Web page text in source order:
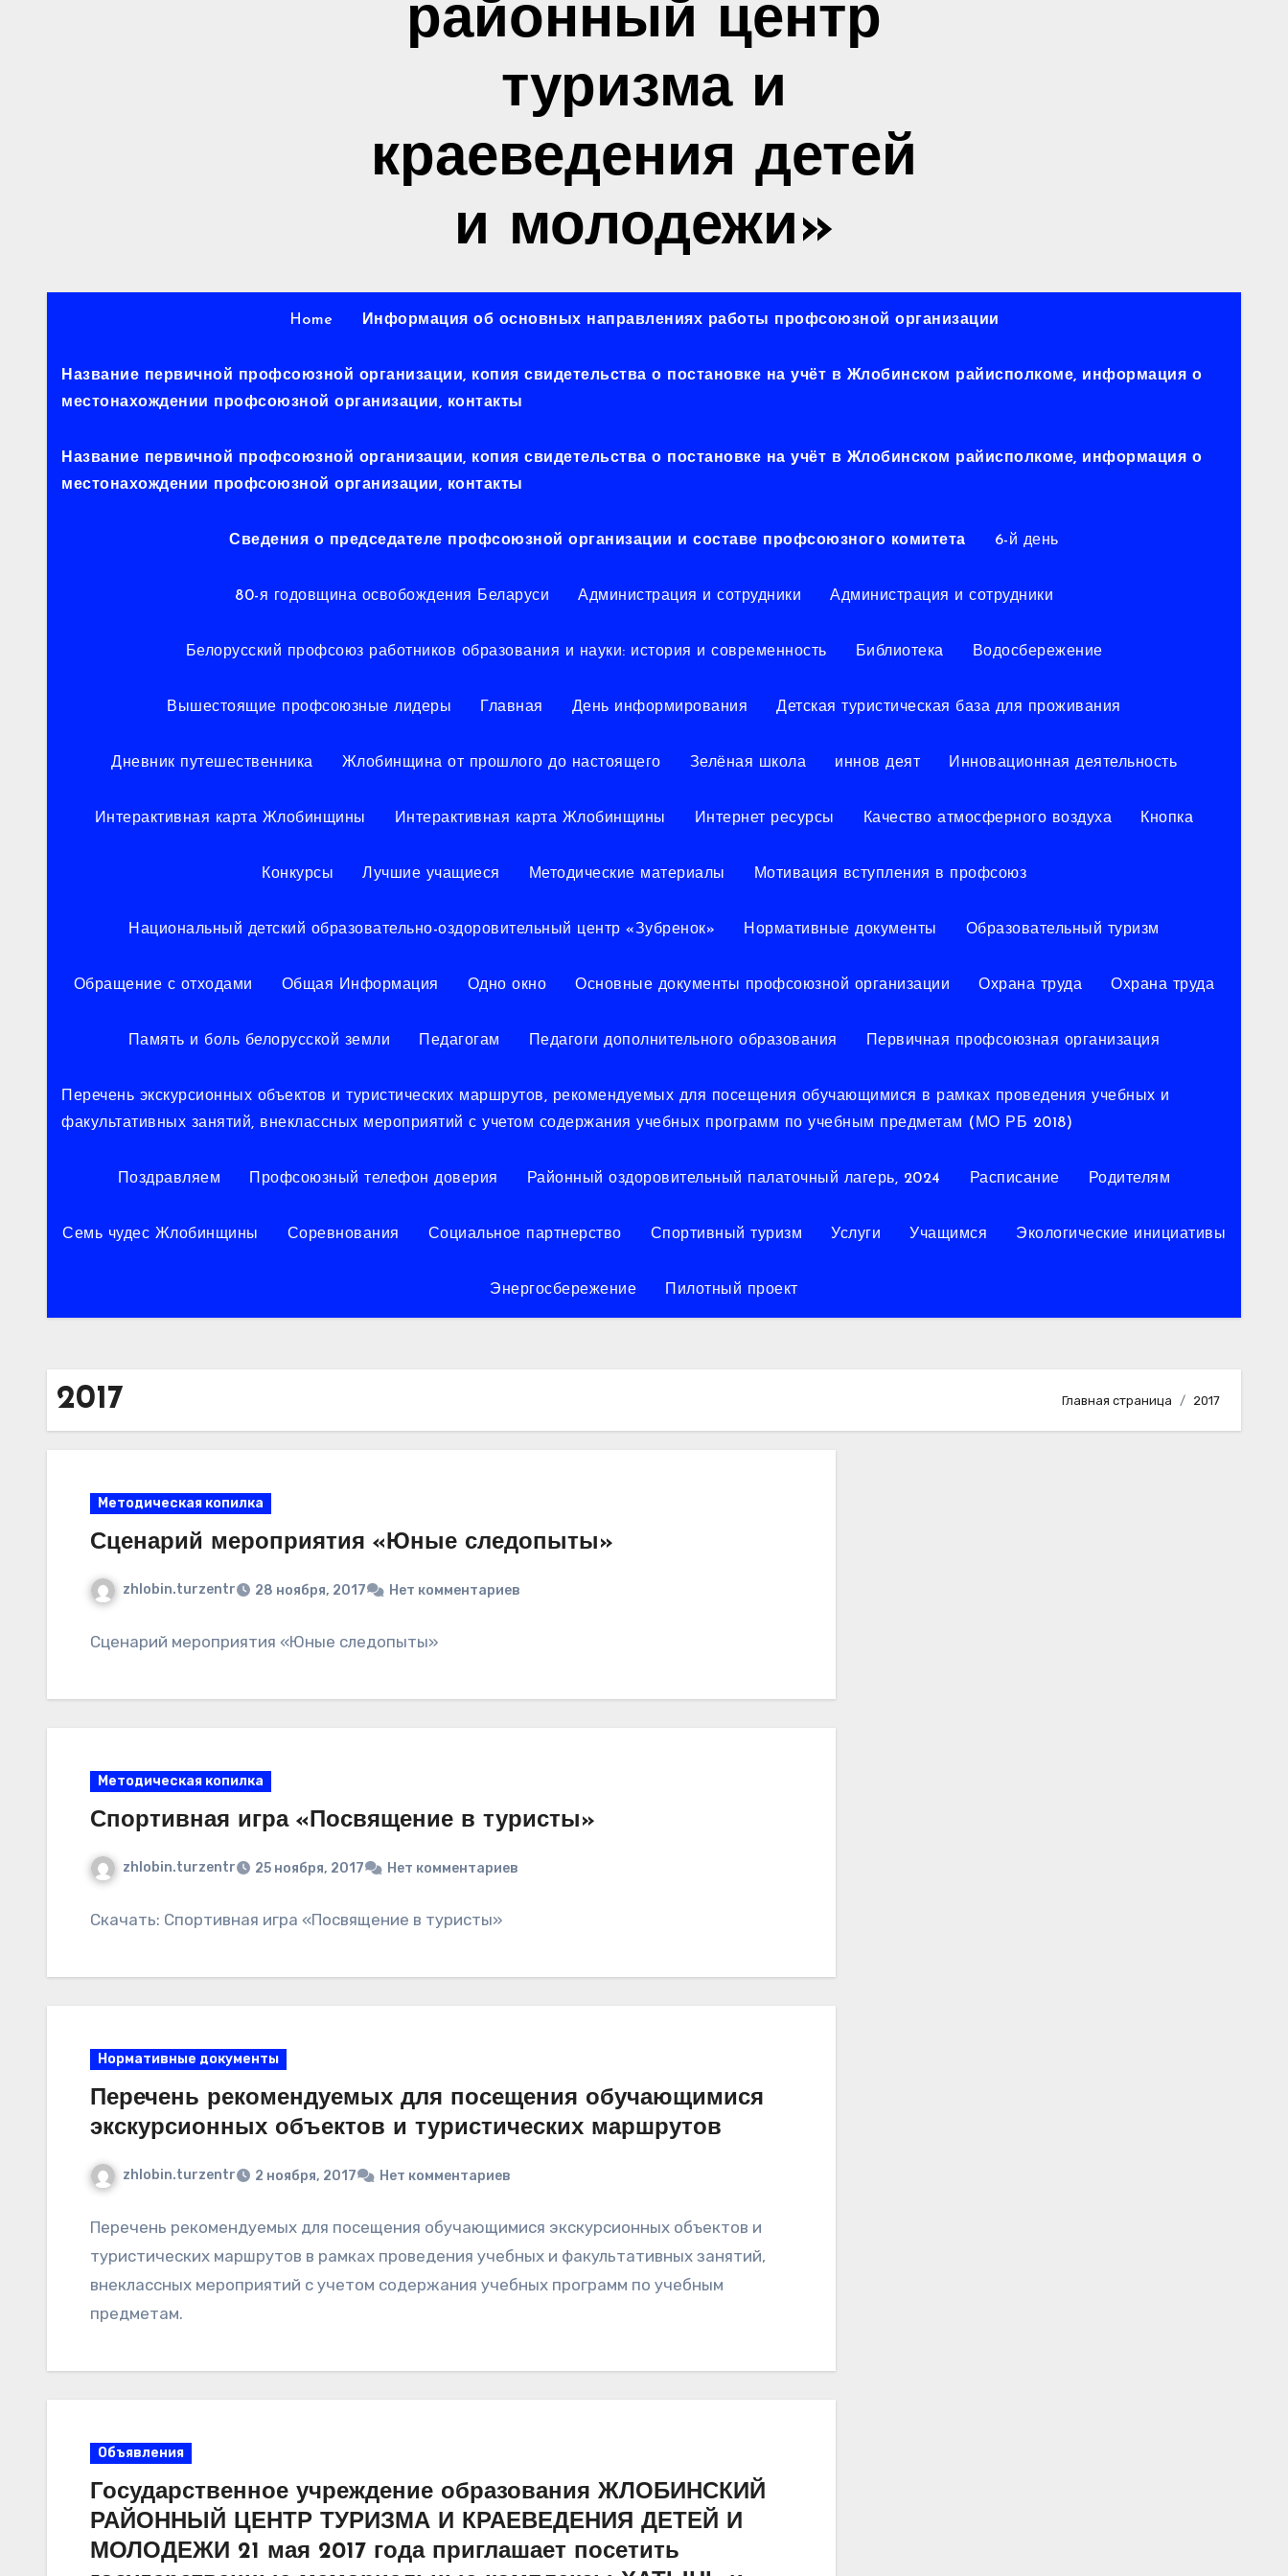
районный центр
туризма и
краеведения детей
и молодежи»
Home Информация об основных направлениях работы профсоюзной организации
Название первичной профсоюзной организации, копия свидетельства о постановке на учёт в Жлобинском райисполкоме, информация о
местонахождении профсоюзной организации, контакты
Название первичной профсоюзной организации, копия свидетельства о постановке на учёт в Жлобинском райисполкоме, информация о
местонахождении профсоюзной организации, контакты
Сведения о председателе профсоюзной организации и составе профсоюзного комитета 6-й день
80-я годовщина освобождения Беларуси Администрация и сотрудники Администрация и сотрудники
Белорусский профсоюз работников образования и науки: история и современность Библиотека Водосбережение
Вышестоящие профсоюзные лидеры Главная День информирования Детская туристическая база для проживания
Дневник путешественника Жлобинщина от прошлого до настоящего Зелёная школа иннов деят Инновационная деятельность
Интерактивная карта Жлобинщины Интерактивная карта Жлобинщины Интернет ресурсы Качество атмосферного воздуха Кнопка
Конкурсы Лучшие учащиеся Методические материалы Мотивация вступления в профсоюз
Национальный детский образовательно-оздоровительный центр «Зубренок» Нормативные документы Образовательный туризм
Обращение с отходами Общая Информация Одно окно Основные документы профсоюзной организации Охрана труда Охрана труда
Память и боль белорусской земли Педагогам Педагоги дополнительного образования Первичная профсоюзная организация
Перечень экскурсионных объектов и туристических маршрутов, рекомендуемых для посещения обучающимися в рамках проведения учебных и
факультативных занятий, внеклассных мероприятий с учетом содержания учебных программ по учебным предметам (МО РБ 2018)
Поздравляем Профсоюзный телефон доверия Районный оздоровительный палаточный лагерь, 2024 Расписание Родителям
Семь чудес Жлобинщины Соревнования Социальное партнерство Спортивный туризм Услуги Учащимся Экологические инициативы
Энергосбережение Пилотный проект
2017 Главная страница 2017
Методическая копилка
Сценарий мероприятия «Юные следопыты»
zhlobin.turzentr 28 ноября, 2017 Нет комментариев
Сценарий мероприятия «Юные следопыты»
Методическая копилка
Спортивная игра «Посвящение в туристы»
zhlobin.turzentr 25 ноября, 2017 Нет комментариев
Скачать: Спортивная игра «Посвящение в туристы»
Нормативные документы
Перечень рекомендуемых для посещения обучающимися
экскурсионных объектов и туристических маршрутов
zhlobin.turzentr 2 ноября, 2017 Нет комментариев
Перечень рекомендуемых для посещения обучающимися экскурсионных объектов и
туристических маршрутов в рамках проведения учебных и факультативных занятий,
внеклассных мероприятий с учетом содержания учебных программ по учебным
предметам.
Объявления
Государственное учреждение образования ЖЛОБИНСКИЙ
РАЙОННЫЙ ЦЕНТР ТУРИЗМА И КРАЕВЕДЕНИЯ ДЕТЕЙ И
МОЛОДЕЖИ 21 мая 2017 года приглашает посетить